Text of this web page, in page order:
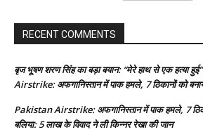
RECENT COMMENTS
बृज भूषण शरण सिंह का बड़ा बयान: “मेरे हाथ से एक हत्या
Airstrike: अफगानिस्तान में पाक हमले, 7 ठिकानों को
Pakistan Airstrike: अफगानिस्तान में पाक हमले, 7
बलिया: 5 लाख के विवाद ने ली किन्नर रेखा की जान